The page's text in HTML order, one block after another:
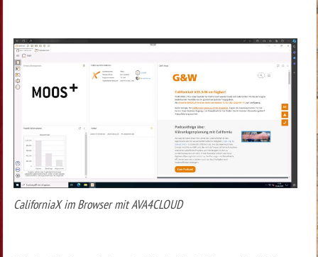
CaliforniaX im Browser mit AVA4CLOUD